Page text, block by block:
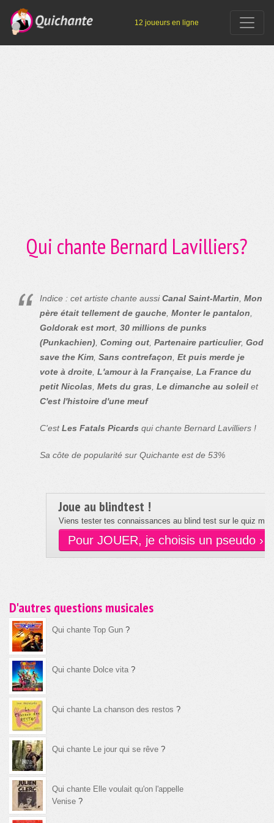
12 joueurs en ligne
Qui chante Bernard Lavilliers?
Indice : cet artiste chante aussiCanal Saint-Martin Mon
père était tellement de gauche Monter le pantalon
Goldorak est mort 30 millions de punks
(Punkachien) Coming out Partenaire particulier, God
save the Kim Sans contrefaçon Et puis merde je
vote à droite L'amour à la Française La France du
petit Nicolas Mets du gras Le dimanche au soleil et
C'est l'histoire d'une meuf
C'estLes Fatals Picards qui chante Bernard Lavilliers !
Sa côte de popularité sur Quichante est de 53%
Joue au blindtest !
Viens tester tes connaissances au blind test sur le quiz
Pour JOUER, je choisis un pseudo ›
D'autres questions musicales
Qui chante Top Gun ?
Qui chante Dolce vita?
Qui chante La chanson des restos ?
Qui chante Le jour qui se rêve ?
Qui chante Elle voulait qu'on l'appelle
Venise ?